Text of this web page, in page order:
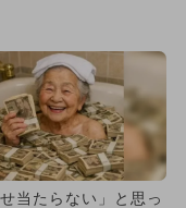
せ当たらない」と思っ